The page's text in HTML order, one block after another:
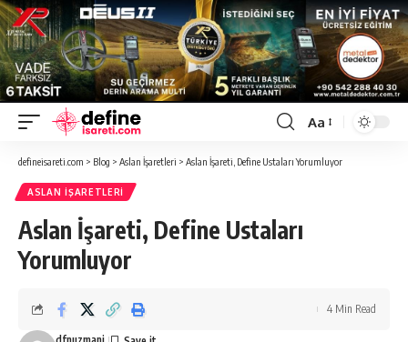
Font
Resizer
Aa
defineisareti.com > Blog > Aslan İşaretleri > Aslan İşareti, Define Ustaları Yorumluyor
ASLAN İŞARETLERI
Aslan İşareti, Define Ustaları
Yorumluyor
4 Min Read